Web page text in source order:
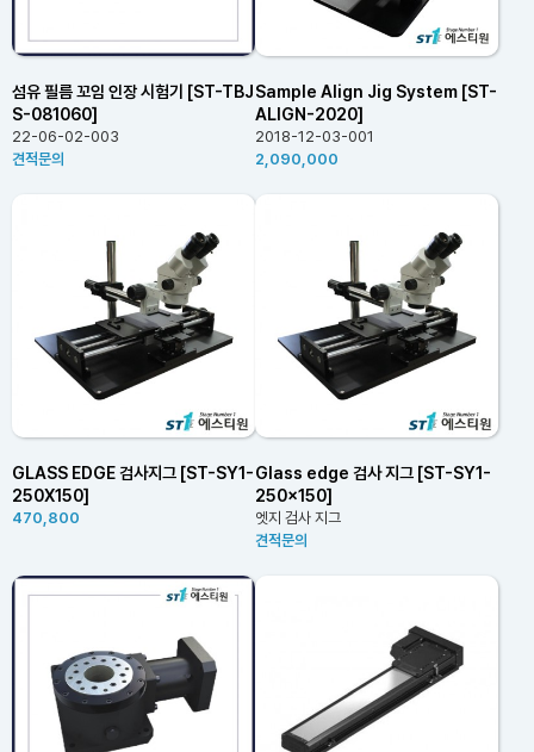
섬유 필름 꼬임 인장 시험기 [ST-TBJ
S-081060]
22-06-02-003
견적문의
Sample Align Jig System [ST-
ALIGN-2020]
2018-12-03-001
2,090,000
GLASS EDGE 검사지그 [ST-SY1-
250X150]
470,800
Glass edge 검사 지그 [ST-SY1-
250x150]
엣지 검사 지그
견적문의